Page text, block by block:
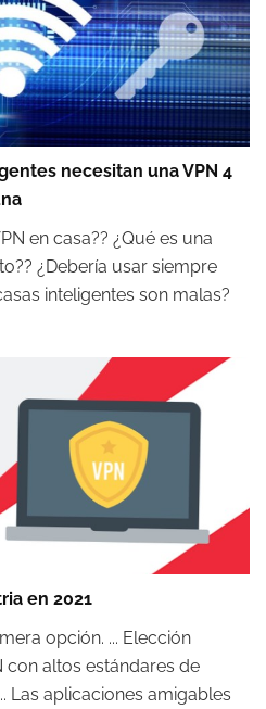
necesitan una VPN 4
en casa?? ¿Qué es una
¿Debería usar siempre
inteligentes son malas?
en 2021
opción. ... Elección
altos estándares de
Las aplicaciones amigables